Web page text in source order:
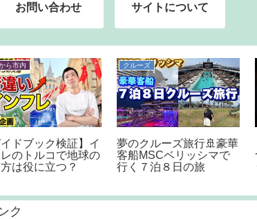
お問い合わせ サイトについて
ットカード
けを溺愛する両親に
クレジットカード
れるので偽物のカ
食いした両親がｗ
クルーズ
超危険クルーズコントロ
ールの罠～新型
HARRIER大炎上SP
ク